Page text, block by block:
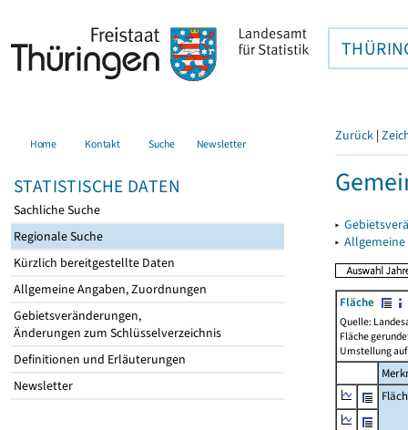
Home Kontakt Suche Newsletter
STATISTISCHE DATEN
Sachliche Suche
Regionale Suche
Kürzlich bereitgestellte Daten
Allgemeine Angaben, Zuordnungen
Gebietsveränderungen,
Änderungen zum Schlüsselverzeichnis
Definitionen und Erläuterungen
Newsletter
Zurück |
▸
▸
Fläche
Quelle:
Fläche
Umstellung